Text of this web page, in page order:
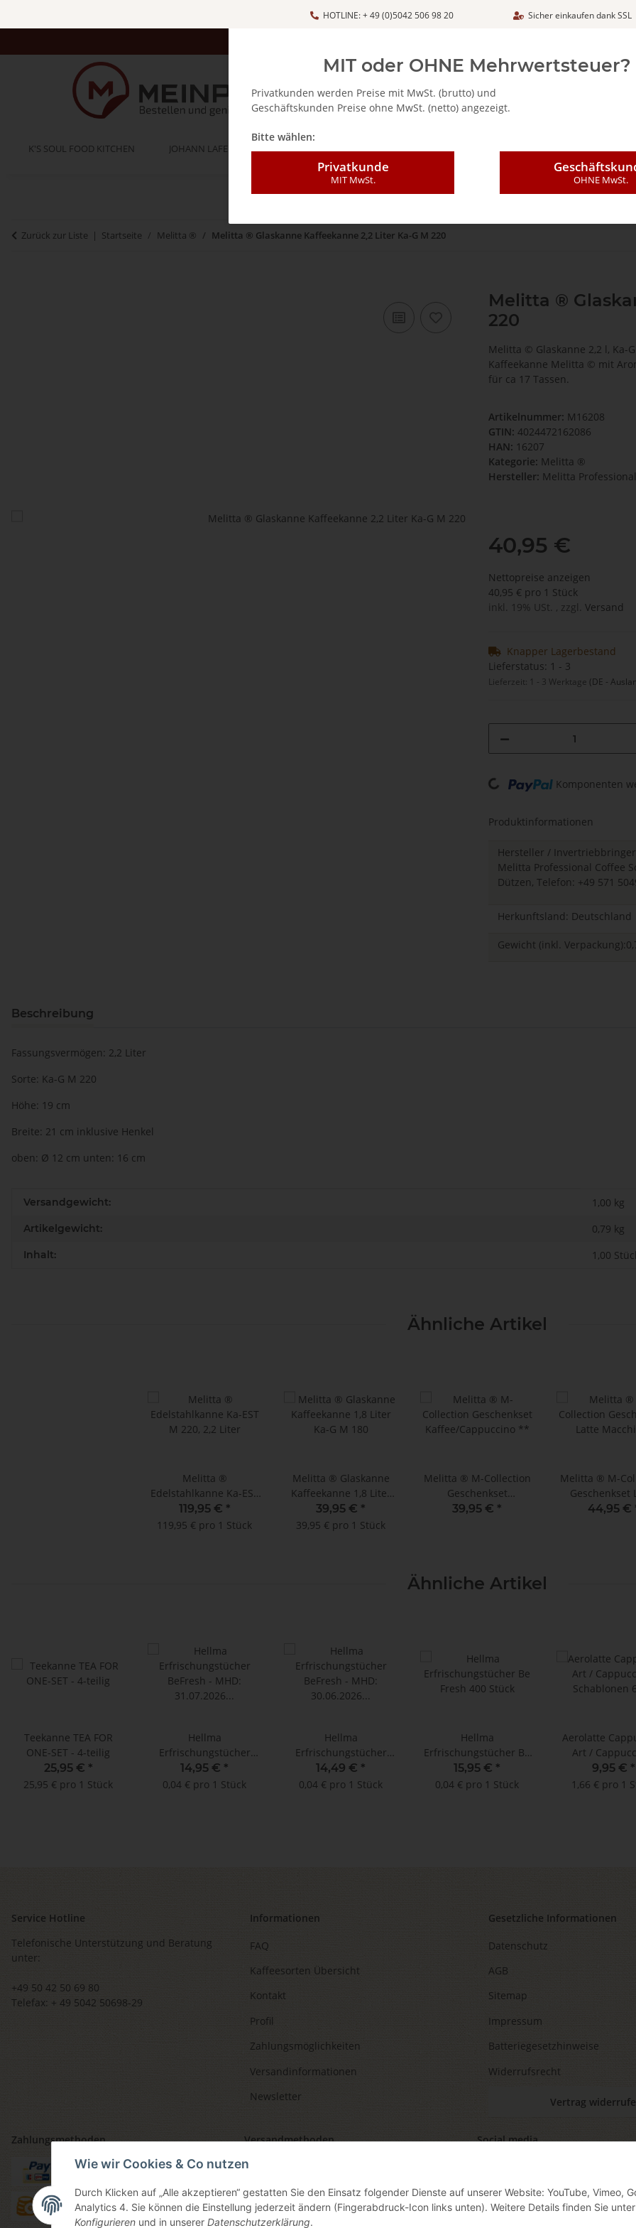
Wie wir Cookies & Co nutzen
Durch Klicken auf „Alle akzeptieren“ gestatten Sie den Einsatz folgender Dienste auf unserer Website: YouTube, Vimeo,
Analytics 4. Sie können die Einstellung jederzeit ändern (Fingerabdruck-Icon links unten). Weitere Details finden Sie unter
Konfigurieren und in unserer Datenschutzerklärung.
HOTLINE: + 49 (0)5042 506 98 20 Sicher einkaufen dank SSL
K'S SOUL FOOD KITCHEN JOHANN LAFER BELLA ITALIA - FEINKOSTARTIKEL CAFFÈ MAJESTIC / DICAF KAFFEE
Zurück zur Liste Startseite Melitta ® Melitta ® Glaskanne Kaffeekanne 2,2 Liter Ka-G M 220
Melitta ®
220
Melitta © Glaskanne 2,2 l, Ka-
Kaffeekanne Melitta © mit
für ca 17 Tassen.
Artikelnummer: M16208
GTIN: 4024472162086
HAN: 16207
Kategorie: Melitta ®
Hersteller: Melitta
40,95 €
Nettopreise anzeigen
40,95 € pro 1 Stück
inkl. 19% USt. , zzgl. Versand
Knapper Lagerbestand
Lieferstatus: 1 - 3
Lieferzeit: 1 - 3 Werktage (DE -
Loading... Komponenten
Produktinformationen
Hersteller /
Melitta Professional Coffee
Dützen, Telefon: +49 571
Herkunftsland: Deutschland
Gewicht (inkl.
Beschreibung
Fassungsvermögen: 2,2 Liter
Sorte: Ka-G M 220
Höhe: 19 cm
Breite: 21 cm inklusive Henkel
oben: Ø 12 cm unten: 16 cm
Produkteigenschaft
Wert
Versandgewicht: 1,00 kg
Artikelgewicht: 0,79 kg
Inhalt: 1,00
Ähnliche Artikel
Melitta ®
Edelstahlkanne Ka-EST
M 220, 2,2 Liter
119,95 € *
119,95 € pro 1 Stück
Melitta ® Glaskanne
Kaffeekanne 1,8 Liter
Ka-G M 180
39,95 € *
39,95 € pro 1 Stück
Melitta ® M-Collection
Geschenkset
Kaffee/Cappuccino **
39,95 € *
Melitta ® M-
Geschenkset
44,95 €
Ähnliche Artikel
Teekanne TEA FOR
ONE-SET - 4-teilig
25,95 € *
25,95 € pro 1 Stück
Hellma
Erfrischungstücher
BeFresh - MHD:
31.07.2026 !! (400 Stück)
14,95 € *
0,04 € pro 1 Stück
Hellma
Erfrischungstücher
BeFresh - MHD:
30.06.2026 !! (400 Stück)
14,49 € *
0,04 € pro 1 Stück
Hellma
Erfrischungstücher Be
Fresh 400 Stück
15,95 € *
0,04 € pro 1 Stück
Aerolatte
Art /
Schablonen
9,95 € *
1,66 € pro 1
Service Hotline
Telefonische Unterstützung und Beratung
unter:
+49 50 42 50 69 80
Telefax: + 49 5042 50698-29
Informationen
FAQ
Kaffeesorten Übersicht
Kontakt
Profil
Zahlungsmöglichkeiten
Versandinformationen
Newsletter
Gesetzliche Informationen
Datenschutz
AGB
Sitemap
Impressum
Batteriegesetzhinweise
Widerrufsrecht
Vertrag
Zahlungsmethoden Versandmethoden Social media
MIT oder OHNE Mehrwertsteuer?
Privatkunden werden Preise mit MwSt. (brutto) und
Geschäftskunden Preise ohne MwSt. (netto) angezeigt.
Bitte wählen:
Privatkunde
MIT MwSt. OHNE MwSt.